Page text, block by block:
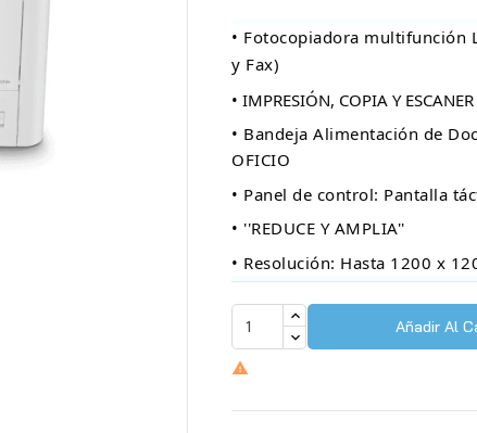
• Fotocopiadora multifunción
y Fax)
• IMPRESIÓN, COPIA Y
• Bandeja Alimentación de
OFICIO
• Panel de control: Pantalla
• ''REDUCE Y AMPLIA''
• Resolución: Hasta 1200 x
Añadir Al
